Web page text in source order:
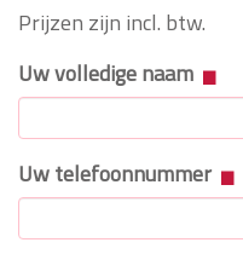
Prijzen zijn incl. btw.
Uw volledige naam
Uw telefoonnummer